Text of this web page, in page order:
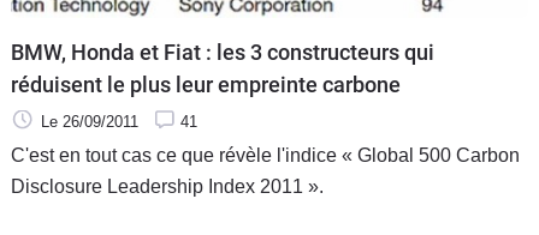
BMW, Honda et Fiat : les 3 constructeurs qui
réduisent le plus leur empreinte carbone
Le 26/09/2011 41
C'est en tout cas ce que révèle l'indice « Global 500 Carbon
Disclosure Leadership Index 2011 ».